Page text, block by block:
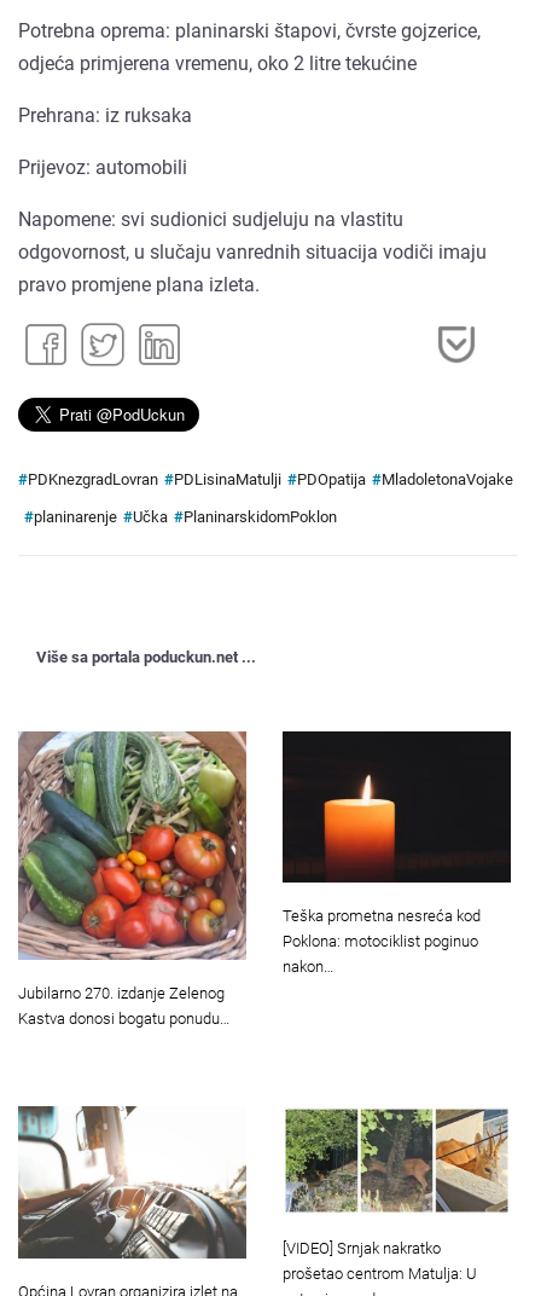
Potrebna oprema: planinarski štapovi, čvrste gojzerice,
odjeća primjerena vremenu, oko 2 litre tekućine
Prehrana: iz ruksaka
Prijevoz: automobili
Napomene: svi sudionici sudjeluju na vlastitu
odgovornost, u slučaju vanrednih situacija vodiči imaju
pravo promjene plana izleta.
#PDKnezgradLovran #PDLisinaMatulji #PDOpatija #MladoletonaVojake
#planinarenje #Učka #PlaninarskidomPoklon
Više sa portala poduckun.net ...
Jubilarno 270. izdanje Zelenog
Kastva donosi bogatu ponudu…
Teška prometna nesreća kod
Poklona: motociklist poginuo
nakon…
Općina Lovran organizira izlet na
[VIDEO] Srnjak nakratko
prošetao centrom Matulja: U